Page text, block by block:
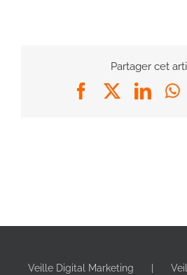
Partager cet
Facebook
Veille Digital Marketing